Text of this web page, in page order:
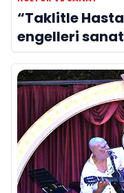
“Taklitle Hasta
engelleri